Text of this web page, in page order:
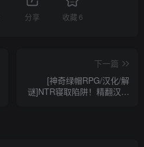
分享 收藏 6
下一篇
[神奇绿帽RPG/汉化/解
谜]NTR寝取陷阱！精翻汉化